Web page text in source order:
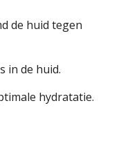
de huid tegen
in de huid.
hydratatie.